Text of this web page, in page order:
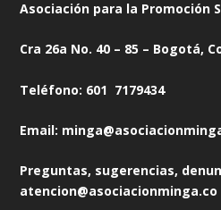
Asociación para la Promoción
Cra 26a No. 40 – 85 – Bogotá,
Teléfono: 601 7179434
Email:
Preguntas, sugerencias,
atencion@asociacionminga.co